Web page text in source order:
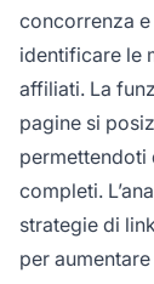
concorrenza
identificare le
affiliati. La
pagine si
permettendoti
completi.
strategie di
per